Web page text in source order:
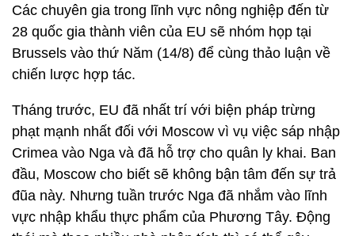
Các chuyên gia trong lĩnh vực nông nghiệp đến từ
28 quốc gia thành viên của EU sẽ nhóm họp tại
Brussels vào thứ Năm (14/8) để cùng thảo luận về
chiến lược hợp tác.
Tháng trước, EU đã nhất trí với biện pháp trừng
phạt mạnh nhất đối với Moscow vì vụ việc sáp nhập
Crimea vào Nga và đã hỗ trợ cho quân ly khai. Ban
đầu, Moscow cho biết sẽ không bận tâm đến sự trả
đũa này. Nhưng tuần trước Nga đã nhắm vào lĩnh
vực nhập khẩu thực phẩm của Phương Tây. Động